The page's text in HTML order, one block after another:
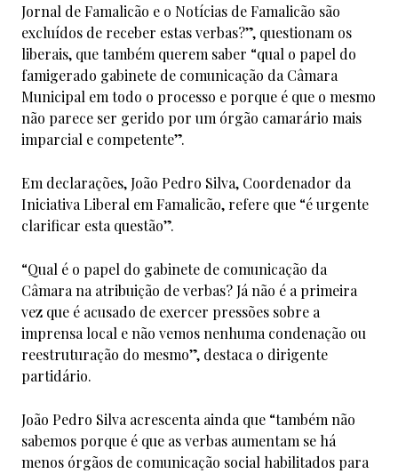
Jornal de Famalicão e o Notícias de Famalicão são
excluídos de receber estas verbas?”, questionam os
liberais, que também querem saber “qual o papel do
famigerado gabinete de comunicação da Câmara
Municipal em todo o processo e porque é que o mesmo
não parece ser gerido por um órgão camarário mais
imparcial e competente”.
Em declarações, João Pedro Silva, Coordenador da
Iniciativa Liberal em Famalicão, refere que “é urgente
clarificar esta questão”.
“Qual é o papel do gabinete de comunicação da
Câmara na atribuição de verbas? Já não é a primeira
vez que é acusado de exercer pressões sobre a
imprensa local e não vemos nenhuma condenação ou
reestruturação do mesmo”, destaca o dirigente
partidário.
João Pedro Silva acrescenta ainda que “também não
sabemos porque é que as verbas aumentam se há
menos órgãos de comunicação social habilitados para